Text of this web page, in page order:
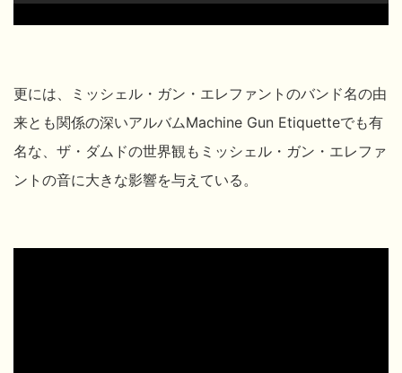
更には、ミッシェル・ガン・エレファントのバンド名の由
来とも関係の深いアルバムMachine Gun Etiquetteでも有
名な、ザ・ダムドの世界観もミッシェル・ガン・エレファ
ントの音に大きな影響を与えている。